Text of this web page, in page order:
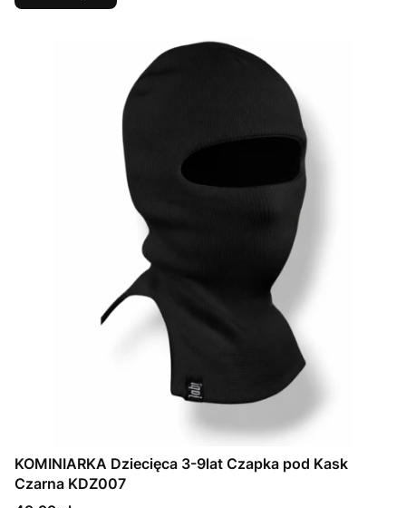
KOMINIARKA Dziecięca 3-9lat Czapka pod Kask
Czarna KDZ007